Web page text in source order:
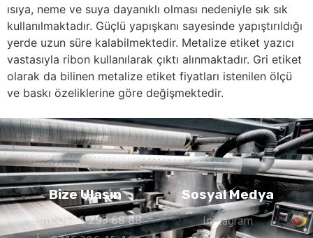
ısıya, neme ve suya dayanıklı olması nedeniyle sık sık
kullanılmaktadır. Güçlü yapışkanı sayesinde yapıştırıldığı
yerde uzun süre kalabilmektedir. Metalize etiket yazıcı
vastasıyla ribon kullanılarak çıktı alınmaktadır. Gri etiket
olarak da bilinen metalize etiket fiyatları istenilen ölçü
ve baskı özeliklerine göre değişmektedir.
Bize Ulaşın
Gsm: 0546 293 68 88
Sosyal Medya
Instagram